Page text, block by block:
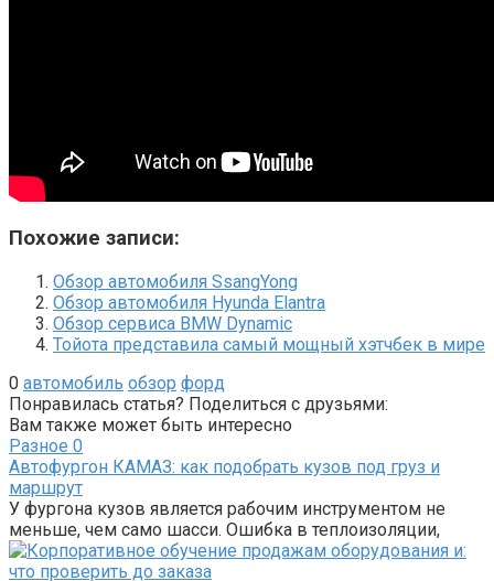
Похожие записи:
Обзор автомобиля SsangYong
Обзор автомобиля Hyunda Elantra
Обзор сервиса BMW Dynamic
Тойота представила самый мощный хэтчбек в мире
0 автомобиль обзор форд
Понравилась статья? Поделиться с друзьями:
Вам также может быть интересно
Разное 0
Автофургон КАМАЗ: как подобрать кузов под груз и
маршрут
У фургона кузов является рабочим инструментом не
меньше, чем само шасси. Ошибка в теплоизоляции,